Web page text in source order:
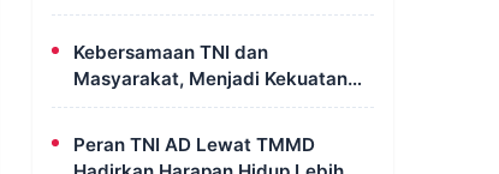
Mekanisme Hukum, Saya Akan
Penyidik dan Tidak Perlu Takut
Kebersamaan TNI dan
Masyarakat, Menjadi Kekuatan
TMMD Dalam Membangun Sumur
Peran TNI AD Lewat TMMD